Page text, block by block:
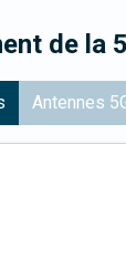
de la
Antennes